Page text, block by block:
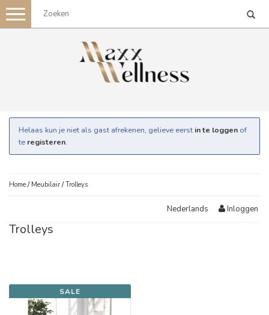
Toggle
navigation
Helaas kun je niet als gast afrekenen, gelieve eerst in te loggen of
te registeren.
Home / Meubilair /Trolleys
Nederlands Inloggen
Trolleys
SALE